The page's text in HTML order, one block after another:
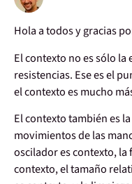
Hola a todos y gracias
El contexto no es sólo
resistencias. Ese es el
el contexto es mucho
El contexto también es
movimientos de las
oscilador es contexto,
contexto, el tamaño